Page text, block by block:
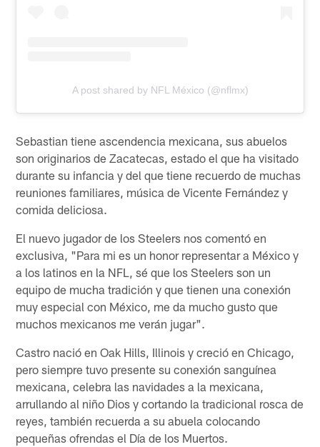
A post shared by NFL México (@nflmx)
Sebastian tiene ascendencia mexicana, sus abuelos
son originarios de Zacatecas, estado el que ha visitado
durante su infancia y del que tiene recuerdo de muchas
reuniones familiares, música de Vicente Fernández y
comida deliciosa.
El nuevo jugador de los Steelers nos comentó en
exclusiva, "Para mi es un honor representar a México y
a los latinos en la NFL, sé que los Steelers son un
equipo de mucha tradición y que tienen una conexión
muy especial con México, me da mucho gusto que
muchos mexicanos me verán jugar".
Castro nació en Oak Hills, Illinois y creció en Chicago,
pero siempre tuvo presente su conexión sanguínea
mexicana, celebra las navidades a la mexicana,
arrullando al niño Dios y cortando la tradicional rosca de
reyes, también recuerda a su abuela colocando
pequeñas ofrendas el Día de los Muertos.